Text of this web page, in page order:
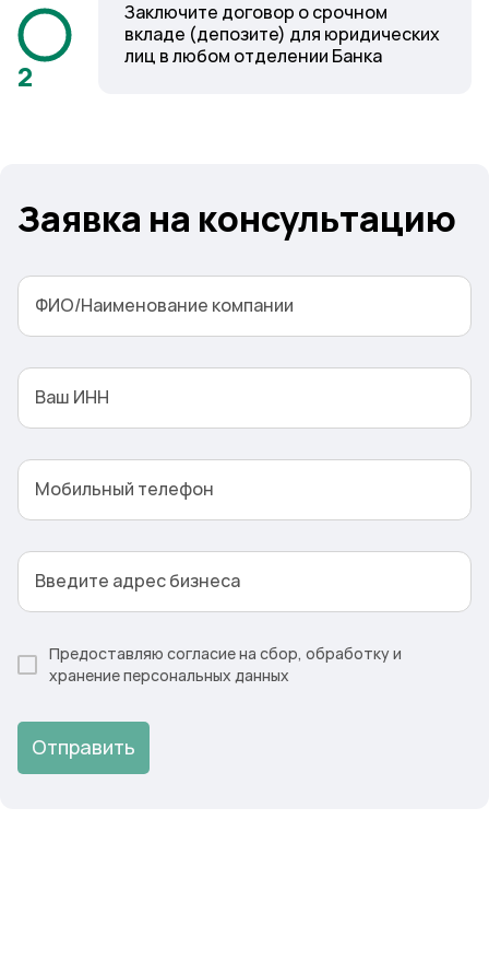
2
Заключите договор о срочном
вкладе (депозите) для юридических
лиц в любом отделении Банка
Заявка на консультацию
ФИО/Наименование компании
Ваш ИНН
Мобильный телефон
Введите адрес бизнеса
Предоставляю согласие на сбор, обработку и
хранение персональных данных
Отправить